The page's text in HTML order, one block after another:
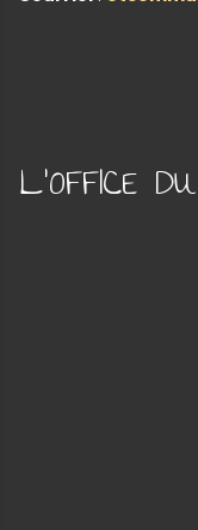
L'OFFICE